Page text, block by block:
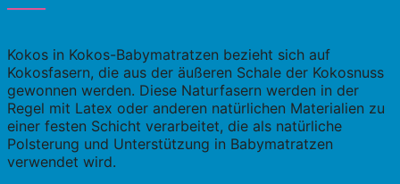
Kokos in Kokos-Babymatratzen bezieht sich auf
Kokosfasern, die aus der äußeren Schale der Kokosnuss
gewonnen werden. Diese Naturfasern werden in der
Regel mit Latex oder anderen natürlichen Materialien zu
einer festen Schicht verarbeitet, die als natürliche
Polsterung und Unterstützung in Babymatratzen
verwendet wird.